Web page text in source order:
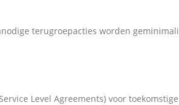
terugroepacties worden
Level Agreements) voor